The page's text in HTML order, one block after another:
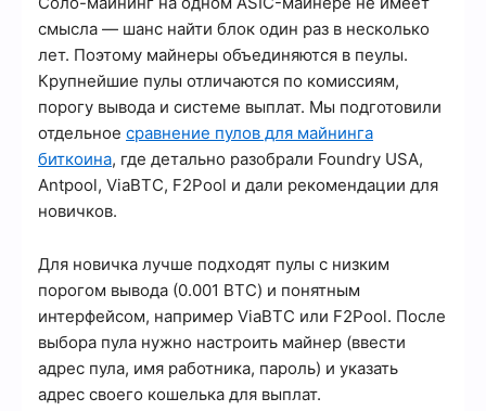
смысла — шанс найти блок один раз в несколько
лет. Поэтому майнеры объединяются в пеулы.
Крупнейшие пулы отличаются по комиссиям,
порогу вывода и системе выплат. Мы подготовили
отдельное сравнение пулов для майнинга
биткоина, где детально разобрали Foundry USA,
Antpool, ViaBTC, F2Pool и дали рекомендации для
новичков.
Для новичка лучше подходят пулы с низким
порогом вывода (0.001 BTC) и понятным
интерфейсом, например ViaBTC или F2Pool. После
выбора пула нужно настроить майнер (ввести
адрес пула, имя работника, пароль) и указать
адрес своего кошелька для выплат.